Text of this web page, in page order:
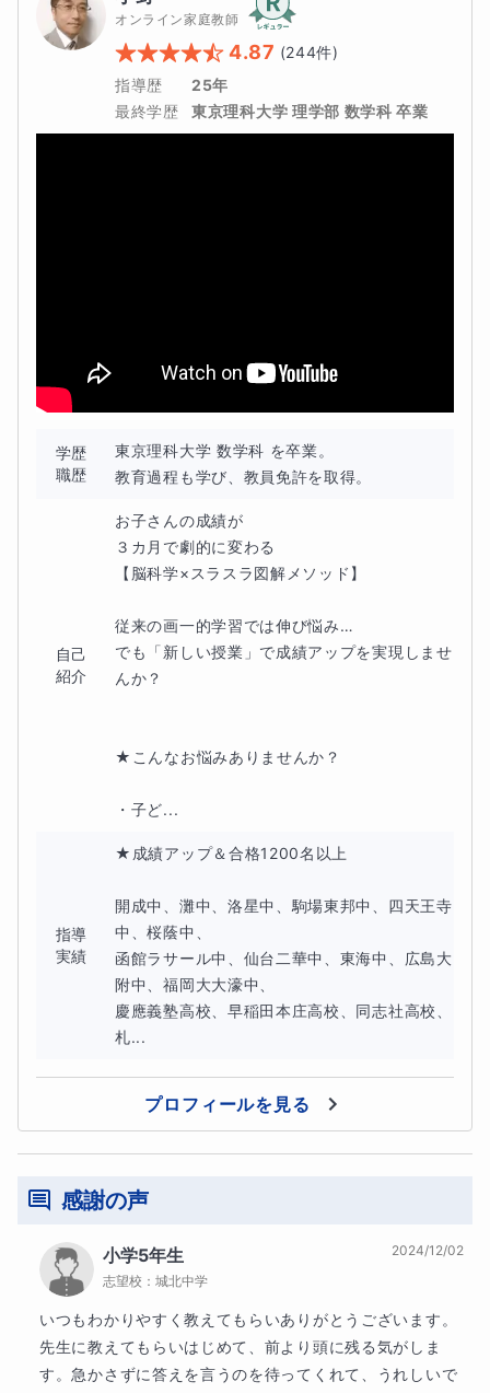
★ギフテッド⑤ 天才・秀才のタマゴゆえの苦悩
ギフテッドの子の特別な才能はまるで「天才・秀才のタマ
」でもあるのですが、その一方でその優秀さと特殊さゆ
えに、周囲の子どもたちとの違いに苦悩することもありま
★ギフテッド⑥ 学校等に合わずストレスも…
ギフテッドの子は自分が他者と異なることに気付き、自分
そのため、ギフテッドのお子さんを育てる親御さんは、ま
ず子どもの潜在能力や特性を正確に把握し、適切なサポー
トをしてくれる専門家の指導が求められます。子どもの才
能に応じたメソッドで、潜在能力を最大限に開花および発
ギフテッドの親御さんが直面する課題
一般に、ギフテッドの子どもを育てる親御さんは、多くの
・学習障害で、勉強の効率が悪い…
・帰国子女で、やる事が多すぎる…
無料学習相談＆体験学習で、お気軽にご相談ください。
・ピアノと算数の「才能」を双方向に開花　小３女子
・知的好奇心が向上。「大人顔負けの歴史通に」 小4男
・「将来の医師」という夢に向かって急成長　小5男子
・中１女子が「２学年上」の中３数学に挑戦中　中1女
その後試行錯誤を繰り返し、今は「これだ！」というメ
ソッドを確立し、
「子どもの笑顔が増えました！」「期待以上の成績にな
りました！」など
全国からたくさんの嬉しいご感想を頂いております。
私と一緒に体験しませんか？
オンライン家庭教師
4.87 (244件)
指導歴
25年
最終学歴
東京理科大学 理学部 数学科 卒業
学歴
職歴
東京理科大学 数学科 を卒業。
教育過程も学び、教員免許を取得。
自己
紹介
お子さんの成績が
３カ月で劇的に変わる
【脳科学×スラスラ図解メソッド】
従来の画一的学習では伸び悩み…
でも「新しい授業」で成績アップを実現しませ
んか？
★こんなお悩みありませんか？
・子ど...
指導
実績
★成績アップ＆合格1200名以上
開成中、灘中、洛星中、駒場東邦中、四天王寺
中、桜蔭中、
函館ラサール中、仙台二華中、東海中、広島大
附中、福岡大大濠中、
慶應義塾高校、早稲田本庄高校、同志社高校、
札...
プロフィールを見る
感謝の声
小学5年生
志望校： 城北中学
2024/12/02
いつもわかりやすく教えてもらいありがとうございます。
先生に教えてもらいはじめて、前より頭に残る気がしま
す。急かさずに答えを言うのを待ってくれて、うれしいで